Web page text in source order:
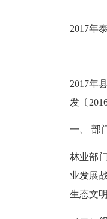
2017年
2017年
发〔
一、 部
林业部
业发展
生态文